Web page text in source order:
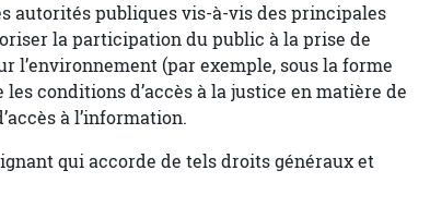
autorités publiques vis-à-vis des principales
la participation du public à la prise de
l’environnement (par exemple, sous la forme
conditions d’accès à la justice en matière de
à l’information.
qui accorde de tels droits généraux et